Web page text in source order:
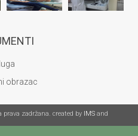
obrazac
prava zadržana. created by IMS and